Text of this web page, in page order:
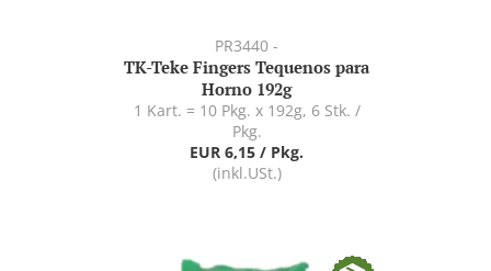
PR3440 -
TK-Teke Fingers Tequenos para
Horno 192g
1 Kart. = 10 Pkg. x 192g, 6 Stk. /
Pkg.
EUR 6,15 / Pkg.
(inkl.USt.)